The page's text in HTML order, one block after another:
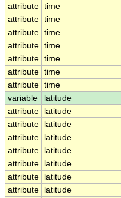
attribute time
attribute time
attribute time
attribute time
attribute time
attribute time
attribute time
variable
latitude
attribute
latitude
attribute
latitude
attribute
latitude
attribute
latitude
attribute
latitude
attribute
latitude
attribute
latitude